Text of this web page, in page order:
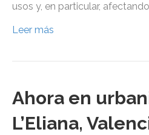
usos y, en particular,
Leer más
Ahora en
L’Eliana,